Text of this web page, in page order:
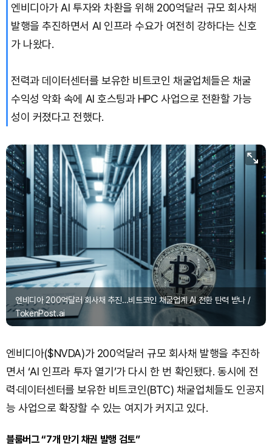
엔비디아가 AI 투자와 차환을 위해 200억달러 규모 회사채
발행을 추진하면서 AI 인프라 수요가 여전히 강하다는 신호
가 나왔다.
전력과 데이터센터를 보유한 비트코인 채굴업체들은 채굴
수익성 악화 속에 AI 호스팅과 HPC 사업으로 전환할 가능
성이 커졌다고 전했다.
엔비디아 200억달러 회사채 추진…비트코인 채굴업계 AI 전환 탄력 받나 /
TokenPost.ai
엔비디아($NVDA)가 200억달러 규모 회사채 발행을 추진하
면서 ‘AI 인프라 투자 열기’가 다시 한 번 확인됐다. 동시에 전
력·데이터센터를 보유한 비트코인(BTC) 채굴업체들도 인공지
능 사업으로 확장할 수 있는 여지가 커지고 있다.
블룸버그 “7개 만기 채권 발행 검토”